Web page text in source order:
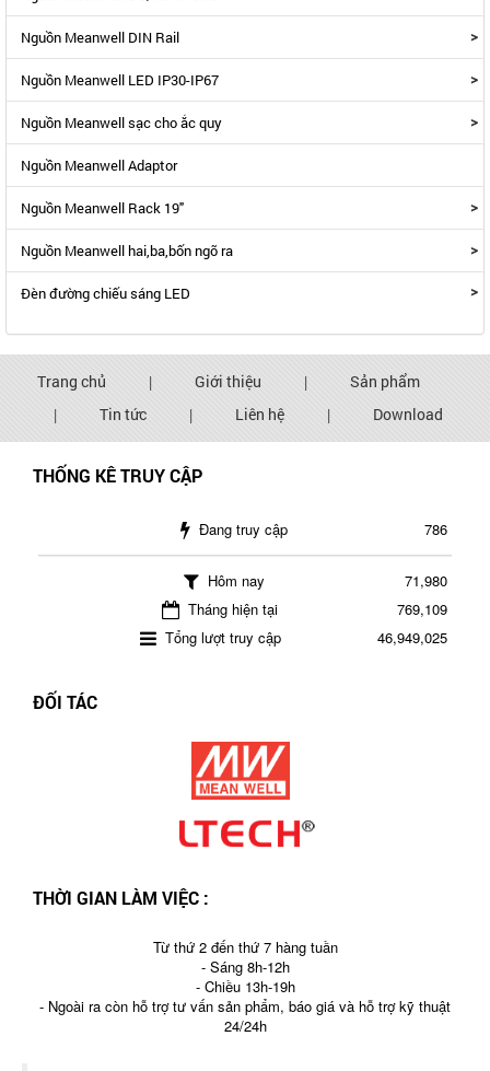
Nguồn Meanwell DIN Rail >
Nguồn Meanwell LED IP30-IP67 >
Nguồn Meanwell sạc cho ắc quy >
Nguồn Meanwell Adaptor
Nguồn Meanwell Rack 19" >
Nguồn Meanwell hai,ba,bốn ngõ ra >
Đèn đường chiếu sáng LED >
Trang chủ | Giới thiệu |
Sản phẩm
|
Tin tức | Liên hệ | Download
THỐNG KÊ TRUY CẬP
Đang truy cập 786
Hôm nay
71,980
Tháng hiện tại
769,109
Tổng lượt truy cập
46,949,025
ĐỐI TÁC
THỜI GIAN LÀM VIỆC :
Từ thứ 2 đến thứ 7 hàng tuần
- Sáng 8h-12h
- Chiều 13h-19h
- Ngoài ra còn hỗ trợ tư vấn sản phẩm, báo giá và hỗ trợ kỹ thuật
24/24h